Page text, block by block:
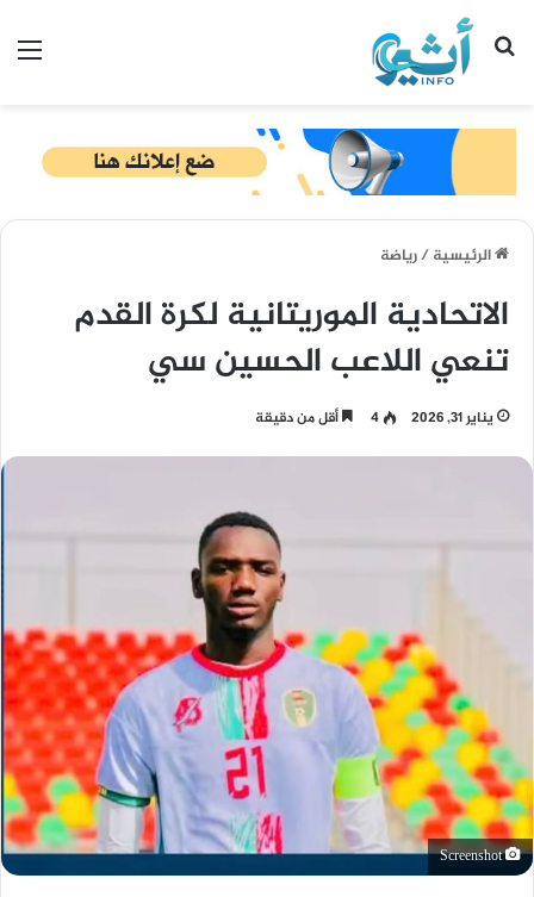
بحث عن
الرئيسية/رياضة
الاتحادية الموريتانية لكرة القدم
تنعي اللاعب الحسين سي
يناير 31, 2026 4 أقل من دقيقة
Screenshot